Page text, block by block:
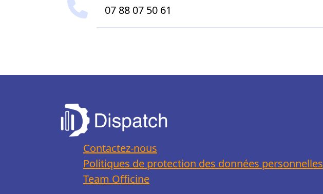
07 88 07 50 61
Contactez-nous
Politiques de protection des données personnelles
Team Officine